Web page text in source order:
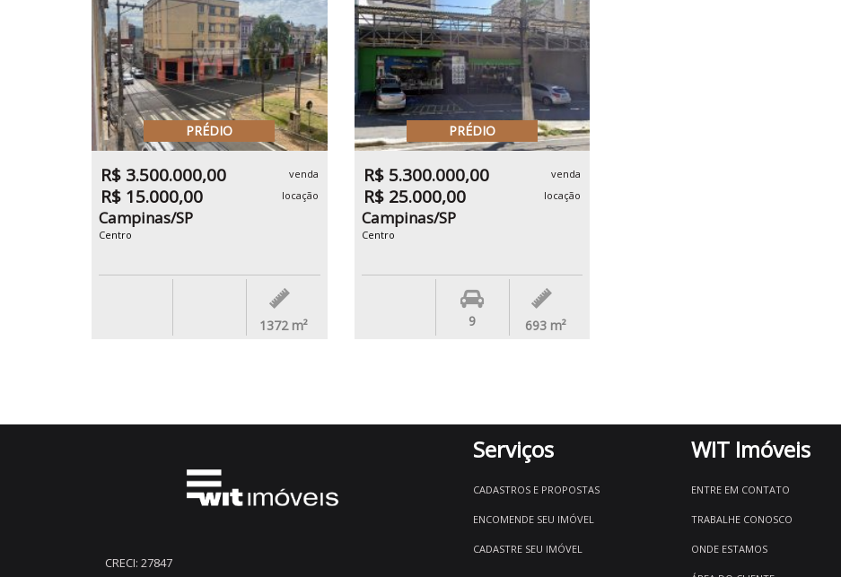
PRÉDIO
R$ 3.500.000,00 venda
R$ 15.000,00 locação
Campinas/SP
Centro
1372 m²
PRÉDIO
R$ 5.300.000,00 venda
R$ 25.000,00 locação
Campinas/SP
Centro
9 693 m²
CRECI: 27847
Serviços
CADASTROS E PROPOSTAS
ENCOMENDE SEU IMÓVEL
CADASTRE SEU IMÓVEL
WIT Imóveis
ENTRE EM CONTATO
TRABALHE CONOSCO
ONDE ESTAMOS